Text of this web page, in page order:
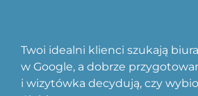
Twoi idealni klienci szukają
w Google, a dobrze
i wizytówka decydują, czy